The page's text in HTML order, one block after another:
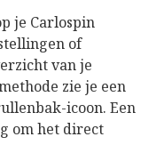
je Carlospin
of
van je
zie je een
icoon. Een
om het direct